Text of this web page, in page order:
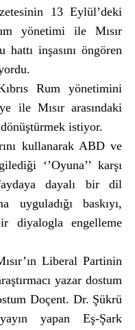
13 Eylül’deki
yönetimi ile Mısır
hattı inşasını öngören
Rum yönetimini
ile Mısır arasındaki
istiyor.
kullanarak ABD ve
‘’Oyuna’’ karşı
faydaya dayalı bir dil
uyguladığı baskıyı,
diyalogla engelleme
Liberal Partinin
yazar dostum
Doçent. Dr. Şükrü
yapan Eş-Şark